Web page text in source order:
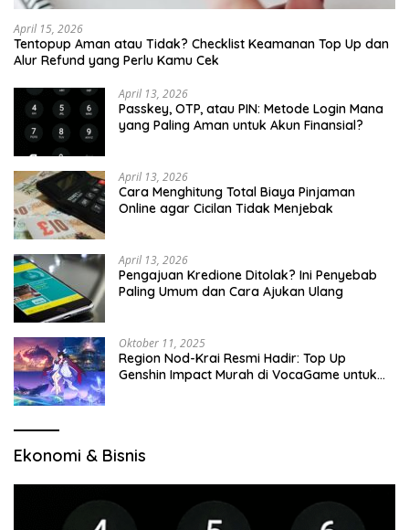
April 15, 2026
Tentopup Aman atau Tidak? Checklist Keamanan Top Up dan
Alur Refund yang Perlu Kamu Cek
April 13, 2026
Passkey, OTP, atau PIN: Metode Login Mana
yang Paling Aman untuk Akun Finansial?
April 13, 2026
Cara Menghitung Total Biaya Pinjaman
Online agar Cicilan Tidak Menjebak
April 13, 2026
Pengajuan Kredione Ditolak? Ini Penyebab
Paling Umum dan Cara Ajukan Ulang
Oktober 11, 2025
Region Nod-Krai Resmi Hadir: Top Up
Genshin Impact Murah di VocaGame untuk
Ekonomi & Bisnis